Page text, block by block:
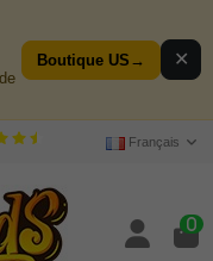
Boutique US → ✕
Français
0